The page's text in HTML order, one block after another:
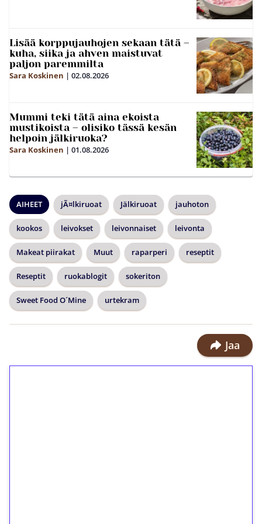
Lisää korppujauhojen sekaan tätä –
kuha, siika ja ahven maistuvat
paljon paremmilta
Sara Koskinen | 02.08.2026
Mummi teki tätä aina ekoista
mustikoista – olisiko tässä kesän
helpoin jälkiruoka?
Sara Koskinen | 01.08.2026
AIHEET jÃ¤lkiruoat Jälkiruoat jauhoton
kookos leivokset leivonnaiset leivonta
Makeat piirakat Muut raparperi reseptit
Reseptit ruokablogit sokeriton
Sweet Food O´Mine urtekram
Jaa